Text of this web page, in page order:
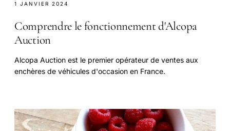
1 JANVIER 2024
Comprendre le fonctionnement d'Alcopa
Auction
Alcopa Auction est le premier opérateur de ventes aux
enchères de véhicules d'occasion en France.